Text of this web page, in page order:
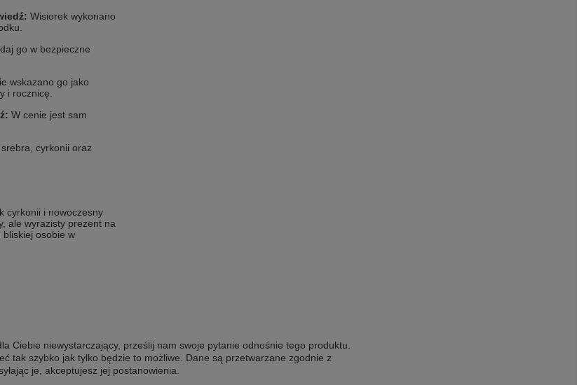
Wisiorek wykonano
go w bezpieczne
wskazano go jako
i rocznicę.
W cenie jest sam
srebra, cyrkonii oraz
cyrkonii i nowoczesny
ale wyrazisty prezent na
osobie w
Ciebie niewystarczający, prześlij nam swoje pytanie odnośnie tego produktu.
tak szybko jak tylko będzie to możliwe. Dane są przetwarzane zgodnie z
je, akceptujesz jej postanowienia.